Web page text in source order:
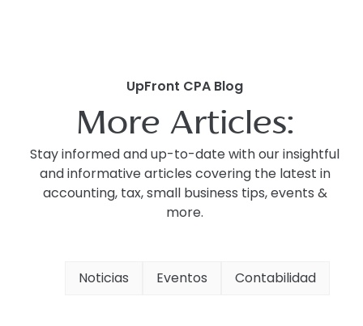
UpFront CPA Blog
More Articles:
Stay informed and up-to-date with our insightful
and informative articles covering the latest in
accounting, tax, small business tips, events &
more.
Noticias Eventos Contabilidad